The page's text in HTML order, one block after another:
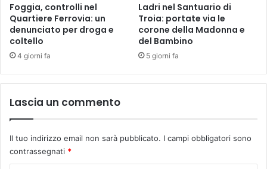
Foggia, controlli nel
Quartiere Ferrovia: un
denunciato per droga e
coltello
4 giorni fa
Ladri nel Santuario di
Troia: portate via le
corone della Madonna e
del Bambino
5 giorni fa
Lascia un commento
Il tuo indirizzo email non sarà pubblicato. I campi obbligatori sono
contrassegnati *